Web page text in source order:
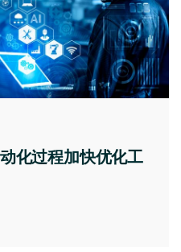
化过程加快优化工